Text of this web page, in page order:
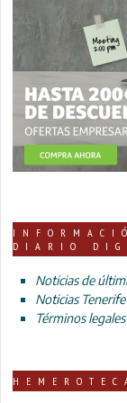
DIARIO
Noticias de
Noticias
Términos legales